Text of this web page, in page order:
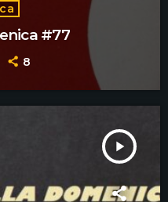
#77
8
play_arrow